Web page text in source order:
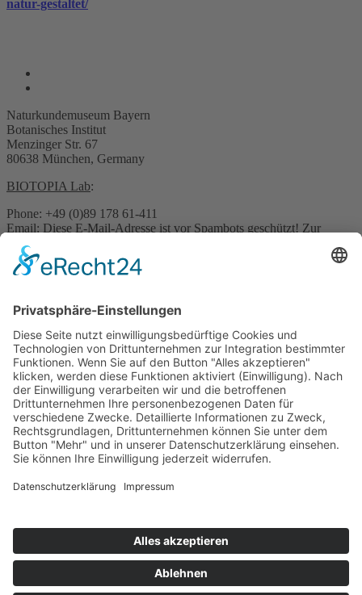
natur-gestaltet/
Naturkundemuseum Bayern
Botanisches Institut
Menzinger Str. 67
80638 München, Germany
BIOTOPIA Lab:
Phone: +49 (0)89 178 61-411
Email: Diese E-Mail-Adresse ist vor Spambots geschützt! Zur
Anzeige muss JavaScript eingeschaltet sein.
Pressekontakt:
Anzeige muss JavaScript eingeschaltet sein.
Sonstige Anfragen:
Phone: +49 (0)89 178 61-422
Email:Diese E-Mail-Adresse ist vor Spambots geschützt! Zur
Anzeige muss JavaScript eingeschaltet sein.
© Naturkundemuseum Bayern
Newsletter
Jobs
Museum Mensch und Natur
Digitale Barrierefreiheit